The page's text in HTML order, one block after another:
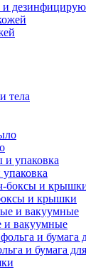
и
тела
и крышки
и вакуумные
и бумага